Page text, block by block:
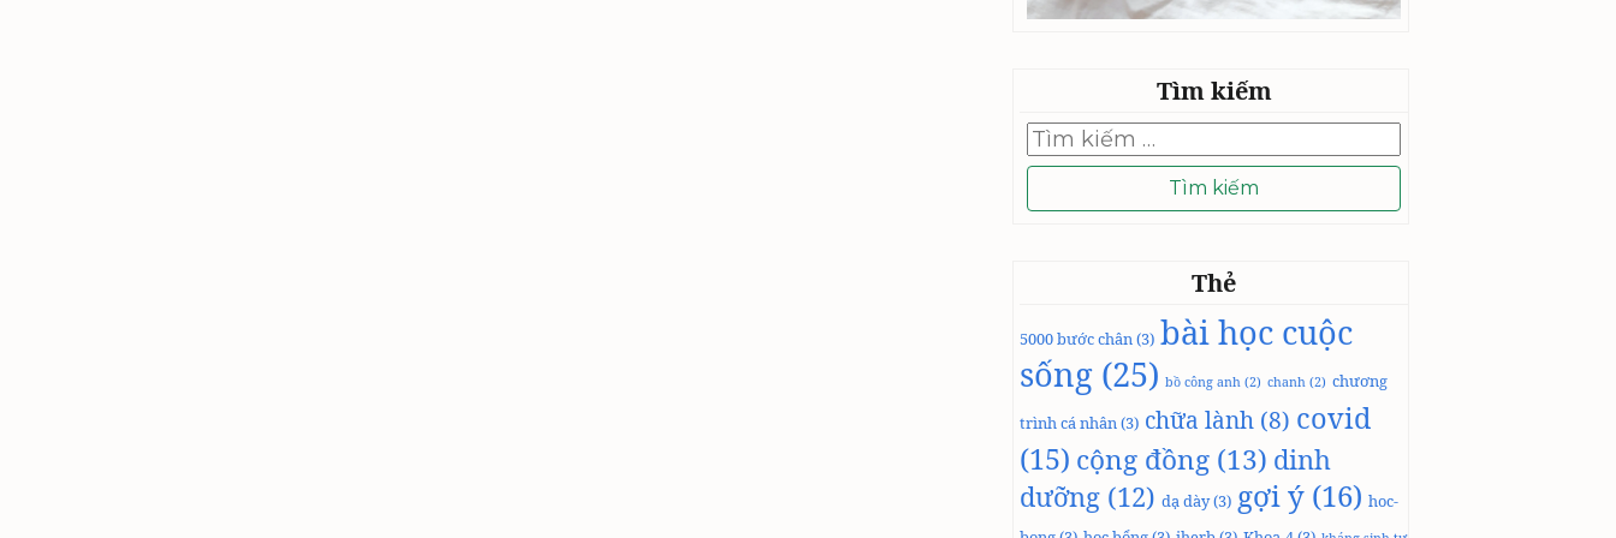
Tìm kiếm
Tìm
kiếm
cho:
Thẻ
5000 bước chân(3) bài học cuộc
sống (25) bồ công anh (2) chanh (2) chương
trình cá nhân(3) chữa lành (8) covid
(15) cộng đồng (13) dinh
dưỡng (12) dạ dày(3) gợi ý (16) hoc-